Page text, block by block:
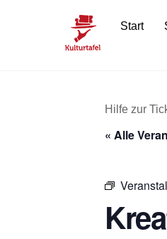
Start
Hilfe zur
« Alle